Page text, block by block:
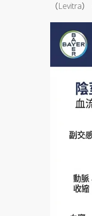
（Levitra